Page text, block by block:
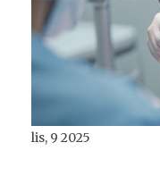
lis, 9 2025